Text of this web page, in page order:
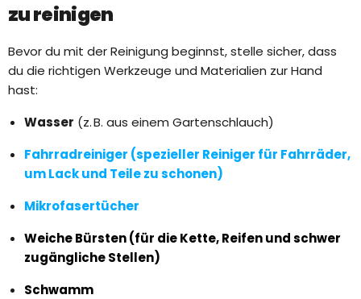
zu reinigen
Bevor du mit der Reinigung beginnst, stelle sicher, dass
du die richtigen Werkzeuge und Materialien zur Hand
hast:
Wasser (z. B. aus einem Gartenschlauch)
Fahrradreiniger (spezieller Reiniger für Fahrräder,
um Lack und Teile zu schonen)
Mikrofasertücher
Weiche Bürsten (für die Kette, Reifen und schwer
zugängliche Stellen)
Schwamm